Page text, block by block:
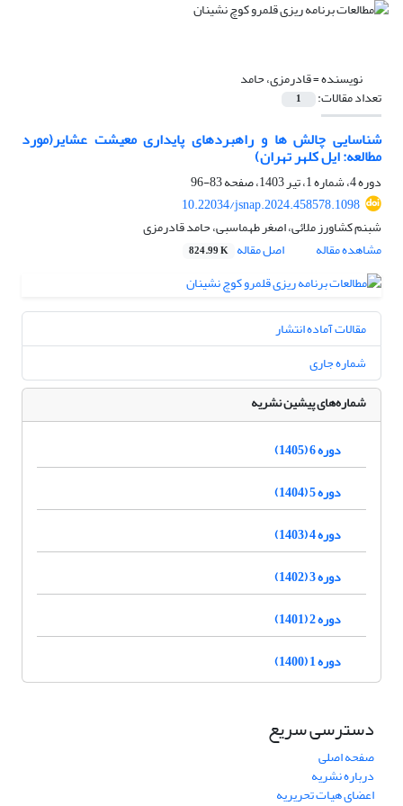
نویسنده =قادرمزی، حامد
تعداد مقالات: 1
شناسایی چالش ها و راهبردهای پایداری معیشت عشایر(مورد
مطالعه: ایل کلهر تهران)
دوره 4، شماره 1، تیر 1403، صفحه
83-96
10.22034/jsnap.2024.458578.1098
شبنم کشاورز ملائی، اصغر طهماسبی، حامد قادرمزی
مشاهده مقاله
اصل مقاله 824.99 K
مقالات آماده انتشار
شماره جاری
شماره‌های پیشین نشریه
دوره 6 (1405)
دوره 5 (1404)
دوره 4 (1403)
دوره 3 (1402)
دوره 2 (1401)
دوره 1 (1400)
دسترسی سریع
صفحه اصلی
درباره نشریه
اعضای هیات تحریریه